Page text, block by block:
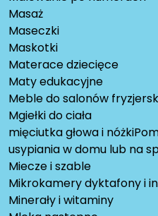
Masaż
Maseczki
Maskotki
Materace dziecięce
Maty edukacyjne
Meble do salonów
Mgiełki do ciała
mięciutka głowa i
usypiania w domu lub na
Miecze i szable
Mikrokamery dyktafony i
Minerały i witaminy